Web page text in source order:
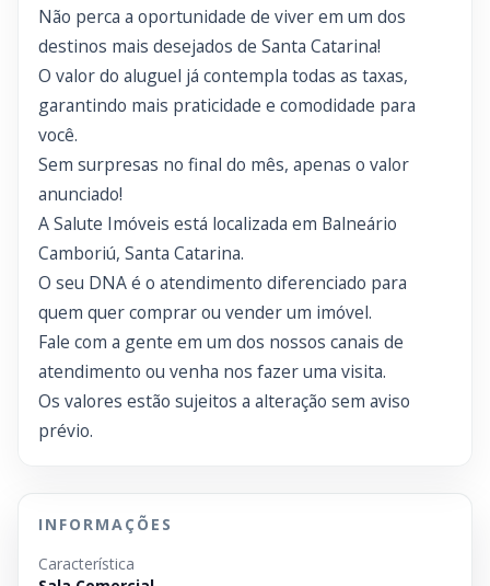
Não perca a oportunidade de viver em um dos
destinos mais desejados de Santa Catarina!
O valor do aluguel já contempla todas as taxas,
garantindo mais praticidade e comodidade para
você.
Sem surpresas no final do mês, apenas o valor
anunciado!
A Salute Imóveis está localizada em Balneário
Camboriú, Santa Catarina.
O seu DNA é o atendimento diferenciado para
quem quer comprar ou vender um imóvel.
Fale com a gente em um dos nossos canais de
atendimento ou venha nos fazer uma visita.
Os valores estão sujeitos a alteração sem aviso
prévio.
INFORMAÇÕES
Característica